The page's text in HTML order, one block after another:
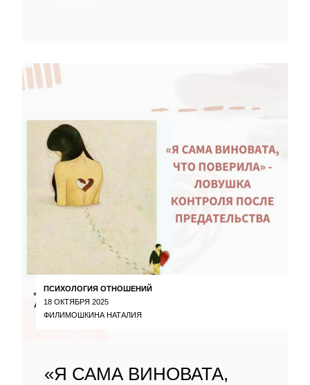
ПСИХОЛОГИЯ ОТНОШЕНИЙ
18 ОКТЯБРЯ 2025
ФИЛИМОШКИНА НАТАЛИЯ
«Я САМА ВИНОВАТА,